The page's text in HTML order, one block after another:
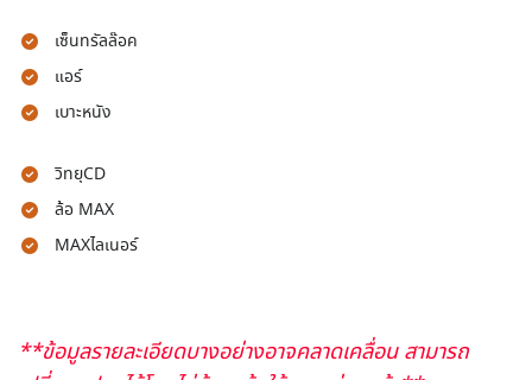
เซ็นทรัลล๊อค
แอร์
เบาะหนัง
วิทยุCD
ล้อ MAX
MAXไลเนอร์
**ข้อมูลรายละเอียดบางอย่างอาจคลาดเคลื่อน สามารถ